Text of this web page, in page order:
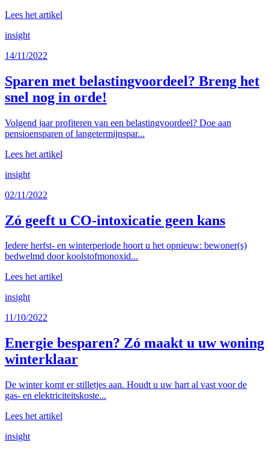
Lees het artikel
insight
14/11/2022
Sparen met belastingvoordeel? Breng het
snel nog in orde!
Volgend jaar profiteren van een belastingvoordeel? Doe aan
pensioensparen of langetermijnspar...
Lees het artikel
insight
02/11/2022
Zó geeft u CO-intoxicatie geen kans
Iedere herfst- en winterperiode hoort u het opnieuw: bewoner(s)
bedwelmd door koolstofmonoxid...
Lees het artikel
insight
11/10/2022
Energie besparen? Zó maakt u uw woning
winterklaar
De winter komt er stilletjes aan. Houdt u uw hart al vast voor de
gas- en elektriciteitskoste...
Lees het artikel
insight